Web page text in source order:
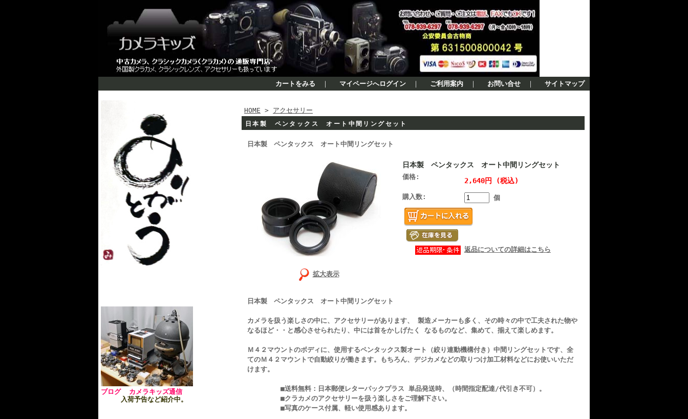
カートをみる ｜ マイページへログイン ｜ ご利用案内 ｜ お問い合せ ｜ サイトマップ
ブログ カメラキッズ通信
入荷予告など紹介中。
HOME > アクセサリー
日本製 ペンタックス オート中間リングセット
日本製 ペンタックス オート中間リングセット
拡大表示
日本製 ペンタックス オート中間リングセット
価格: 2,640円 (税込)
購入数: 個
返品についての詳細はこちら
日本製 ペンタックス オート中間リングセット
カメラを扱う楽しさの中に、アクセサリーがあります、 製造メーカーも多く、その時々の中で工夫された物や
なるほど・・と感心させられたり、中には首をかしげたく なるものなど、集めて、揃えて楽しめます。
Ｍ４２マウントのボディに、使用するペンタックス製オート（絞り連動機構付き）中間リングセットです、全
てのＭ４２マウントで自動絞りが働きます。もちろん、デジカメなどの取りつけ加工材料などにお使いいただ
けます。
■送料無料：日本郵便レターパックプラス 単品発送時、（時間指定配達/代引き不可）。
■クラカメのアクセサリーを扱う楽しさをご理解下さい。
■写真のケース付属、軽い使用感あります。